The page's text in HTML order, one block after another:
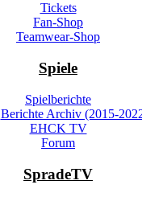
Tickets
Fan-Shop
Teamwear-Shop
Spiele
Spielberichte
Berichte Archiv (2015-
EHCK TV
Forum
SpradeTV